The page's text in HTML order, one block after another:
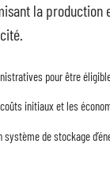
la production
pour être
initiaux et les
système de stockage